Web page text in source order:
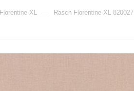
Florentine XL — Rasch Florentine XL 820027